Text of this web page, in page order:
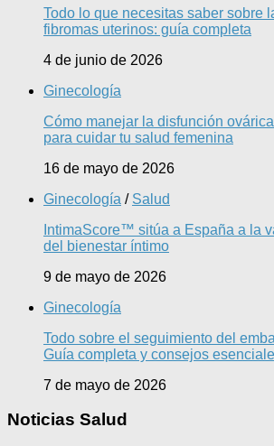
Todo lo que necesitas saber sobre
fibromas uterinos: guía completa
4 de junio de 2026
Ginecología
Cómo manejar la disfunción
para cuidar tu salud femenina
16 de mayo de 2026
Ginecología / Salud
IntimaScore™ sitúa a España a la
del bienestar íntimo
9 de mayo de 2026
Ginecología
Todo sobre el seguimiento del
Guía completa y consejos
7 de mayo de 2026
Noticias Salud